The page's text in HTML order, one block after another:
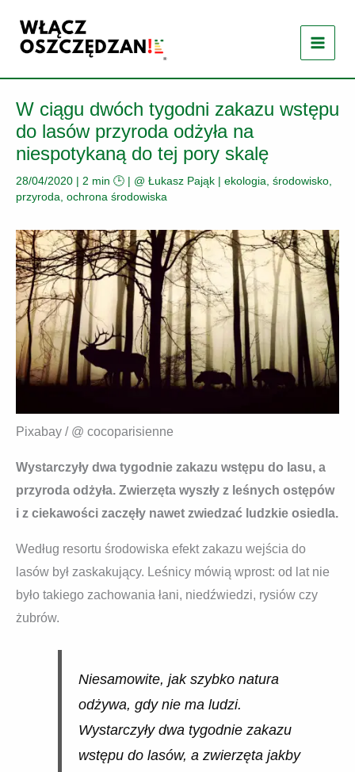
treści
W ciągu dwóch tygodni zakazu wstępu
do lasów przyroda odżyła na
niespotykaną do tej pory skalę
28/04/2020 | 2 min 🕒 | @ Łukasz Pająk | ekologia, środowisko,
przyroda ochrona środowiska
Pixabay / @ cocoparisienne
Wystarczyły dwa tygodnie zakazu wstępu do lasu, a
przyroda odżyła. Zwierzęta wyszły z leśnych ostępów
i z ciekawości zaczęły nawet zwiedzać ludzkie osiedla.
Według resortu środowiska efekt zakazu wejścia do
lasów był zaskakujący. Leśnicy mówią wprost: od lat nie
było takiego zachowania łani, niedźwiedzi, rysiów czy
żubrów.
Niesamowite, jak szybko natura
odżywa, gdy nie ma ludzi.
Wystarczyły dwa tygodnie zakazu
wstępu do lasów, a zwierzęta jakby